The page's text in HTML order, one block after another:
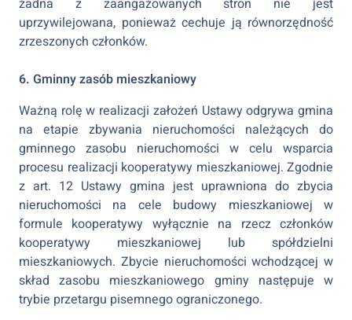
żadna z zaangażowanych stron nie jest
uprzywilejowana, ponieważ cechuje ją równorzędność
zrzeszonych członków.
6. Gminny zasób mieszkaniowy
Ważną rolę w realizacji założeń Ustawy odgrywa gmina
na etapie zbywania nieruchomości należących do
gminnego zasobu nieruchomości w celu wsparcia
procesu realizacji kooperatywy mieszkaniowej. Zgodnie
z art. 12 Ustawy gmina jest uprawniona do zbycia
nieruchomości na cele budowy mieszkaniowej w
formule kooperatywy wyłącznie na rzecz członków
kooperatywy mieszkaniowej lub spółdzielni
mieszkaniowych. Zbycie nieruchomości wchodzącej w
skład zasobu mieszkaniowego gminy następuje w
trybie przetargu pisemnego ograniczonego.